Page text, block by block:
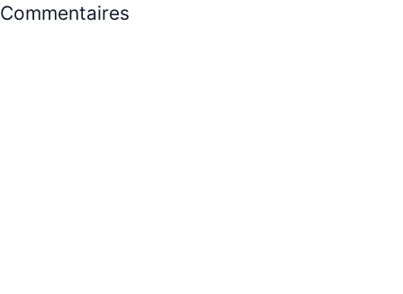
Commentaires